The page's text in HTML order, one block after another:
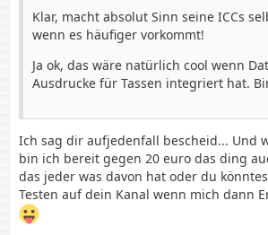
Klar, macht absolut Sinn seine ICCs
wenn es häufiger vorkommt!
Ja ok, das wäre natürlich cool wenn
Ausdrucke für Tassen integriert hat.
Ich sag dir aufjedenfall bescheid... Und
bin ich bereit gegen 20 euro das ding
das jeder was davon hat oder du
Testen auf dein Kanal wenn mich dann